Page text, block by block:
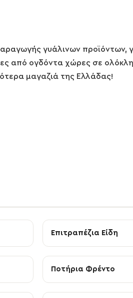
γυάλινων προϊόντων,
από ογδόντα χώρες σε
μαγαζιά της Ελλάδας!
Επιτραπέζια Είδη
Ποτήρια Φρέντο